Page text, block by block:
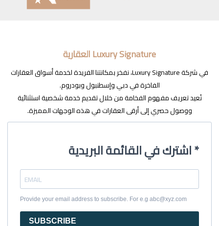
Luxury Signature العقارية
في شركة Luxury Signature، نفخر بمكانتنا الفريدة لخدمة أسواق العقارات
الفاخرة في دبي وإسطنبول وبودروم.
نُعيد تعريف مفهوم الفخامة من خلال تقديم خدمة شخصية استثنائية
ووصول حصري إلى أرقى العقارات في هذه الوجهات المميزة.
اشترك في القائمة البريدية *
Provide your email address to subscribe. For e.g abc@xyz.com
SUBSCRIBE